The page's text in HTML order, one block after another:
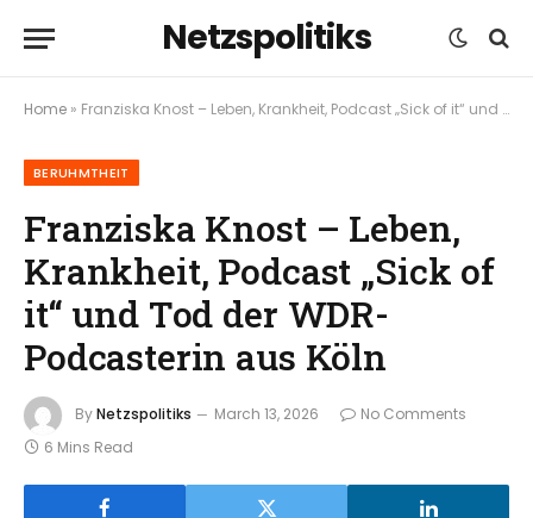
Netzspolitiks
Home » Franziska Knost – Leben, Krankheit, Podcast „Sick of it“ und Tod der WDR-Podcasterin aus Köln
BERUHMTHEIT
Franziska Knost – Leben,
Krankheit, Podcast „Sick of
it“ und Tod der WDR-
Podcasterin aus Köln
ByNetzspolitiks March 13, 2026
No Comments
6 Mins Read